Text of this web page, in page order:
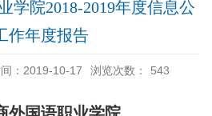
学院2018-2019年度信息公
作年度报告
：2019-10-17 浏览次数： 543